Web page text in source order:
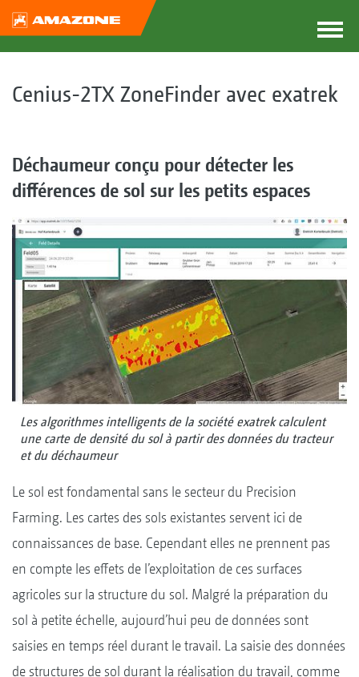
Cenius-2TX ZoneFinder avec exatrek
Déchaumeur conçu pour détecter les
différences de sol sur les petits espaces
Les algorithmes intelligents de la société exatrek calculent
une carte de densité du sol à partir des données du tracteur
et du déchaumeur
Le sol est fondamental sans le secteur du Precision
Farming. Les cartes des sols existantes servent ici de
connaissances de base. Cependant elles ne prennent pas
en compte les effets de l’exploitation de ces surfaces
agricoles sur la structure du sol. Malgré la préparation du
sol à petite échelle, aujourd’hui peu de données sont
saisies en temps réel durant le travail. La saisie des données
de structures de sol durant la réalisation du travail, comme